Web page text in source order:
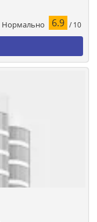
Нормально 6.9 / 10